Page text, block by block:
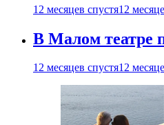
12 месяцев спустя12
В Малом театре
12 месяцев спустя12